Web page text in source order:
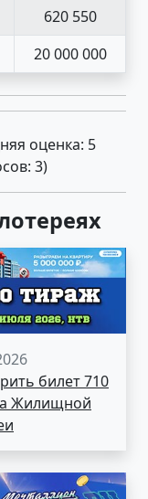
620 550
20 000 000
оценка: 5
3)
билет 710
Жилищной